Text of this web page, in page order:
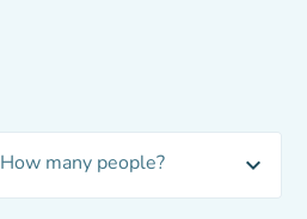
How many people? expand_more